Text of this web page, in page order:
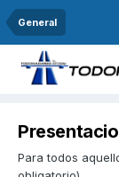
General
Para todos